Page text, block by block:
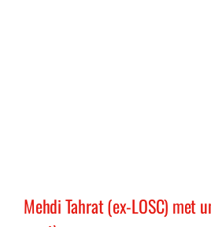
Mehdi Tahrat (ex-LOSC) met